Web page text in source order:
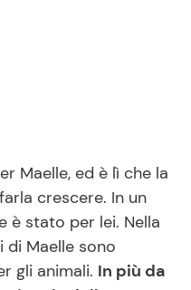
Maelle, ed è lì che la
crescere. In un
è stato per lei. Nella
di Maelle sono
gli animali. In più da